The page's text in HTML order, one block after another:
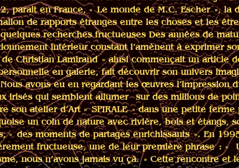
parait en France, « Le monde de M.C. Escher », la
de rapports étranges entre les choses et les
recherches fructueusesDes années de
intérieur constant l’amènent à exprimer
Christian Lamirand » ainsi commençait un article
en galerie, fait découvrir son univers
avons eu en regardant les œuvres l’impression
irisés qui semblent allumer sur des millions de
son atelier d’Art « SPIRALE » dans une petite
un coin de nature avec rivière, bois et étangs,
« des moments de partages enrichissants ». En
fructueuse, une de leur première phrase : «
nous n’avons jamais vu çà. » Cette rencontre et